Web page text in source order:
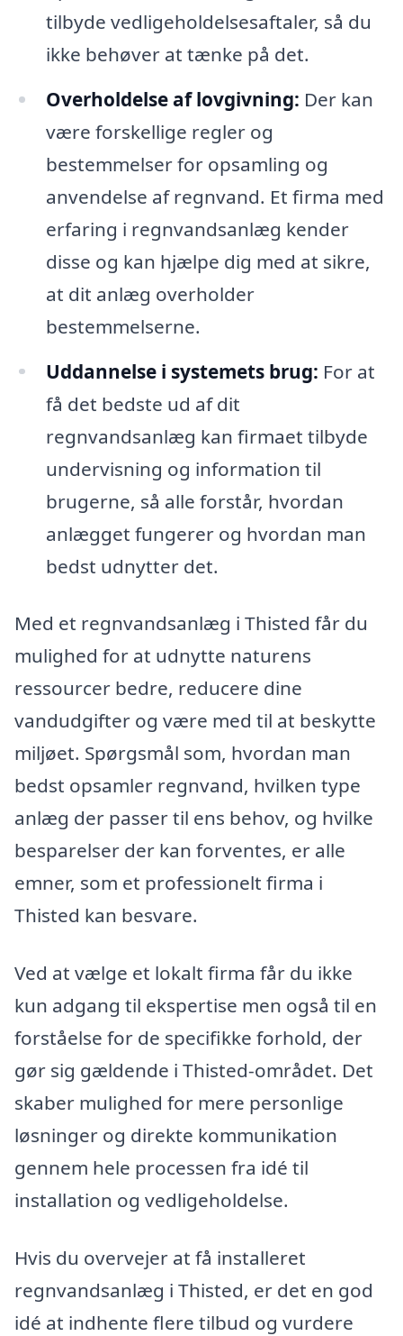
tilbyde vedligeholdelsesaftaler, så du
ikke behøver at tænke på det.
Overholdelse af lovgivning: Der kan
være forskellige regler og
bestemmelser for opsamling og
anvendelse af regnvand. Et firma med
erfaring i regnvandsanlæg kender
disse og kan hjælpe dig med at sikre,
at dit anlæg overholder
bestemmelserne.
Uddannelse i systemets brug: For at
få det bedste ud af dit
regnvandsanlæg kan firmaet tilbyde
undervisning og information til
brugerne, så alle forstår, hvordan
anlægget fungerer og hvordan man
bedst udnytter det.
Med et regnvandsanlæg i Thisted får du
mulighed for at udnytte naturens
ressourcer bedre, reducere dine
vandudgifter og være med til at beskytte
miljøet. Spørgsmål som, hvordan man
bedst opsamler regnvand, hvilken type
anlæg der passer til ens behov, og hvilke
besparelser der kan forventes, er alle
emner, som et professionelt firma i
Thisted kan besvare.
Ved at vælge et lokalt firma får du ikke
kun adgang til ekspertise men også til en
forståelse for de specifikke forhold, der
gør sig gældende i Thisted-området. Det
skaber mulighed for mere personlige
løsninger og direkte kommunikation
gennem hele processen fra idé til
installation og vedligeholdelse.
Hvis du overvejer at få installeret
regnvandsanlæg i Thisted, er det en god
idé at indhente flere tilbud og vurdere